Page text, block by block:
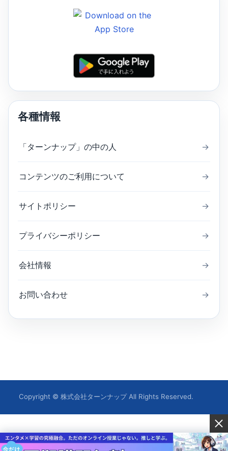
各種情報
「ターンナップ」の中の人 →
コンテンツのご利用について →
サイトポリシー →
プライバシーポリシー →
会社情報 →
お問い合わせ →
Copyright © 株式会社ターンナップ All Rights Reserved.